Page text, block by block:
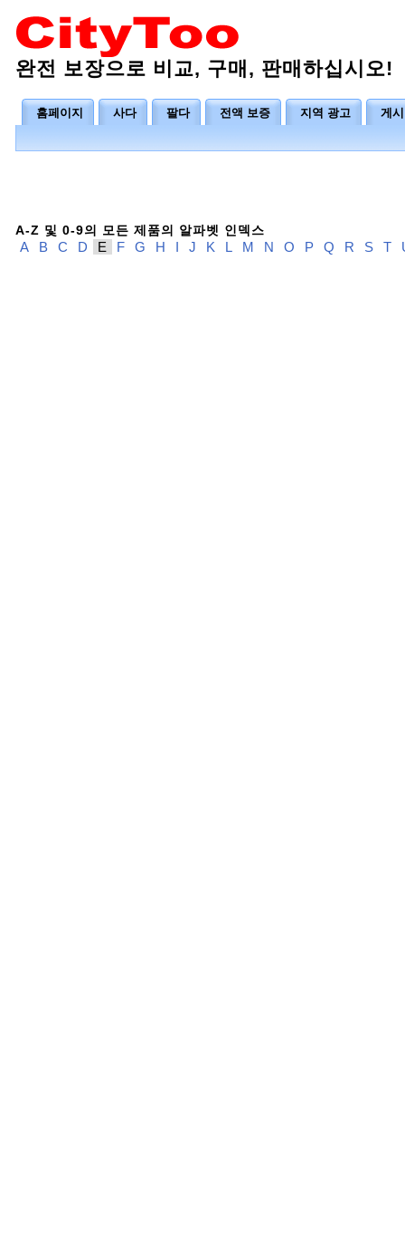
완전 보장으로 비교, 구매, 판매하십시오!
홈페이지 사다 팔다 전액 보증 지역 광고 게시
A-Z 및 0-9의 모든 제품의 알파벳 인덱스
A B C D E F G H I J K L M N O P Q R S T